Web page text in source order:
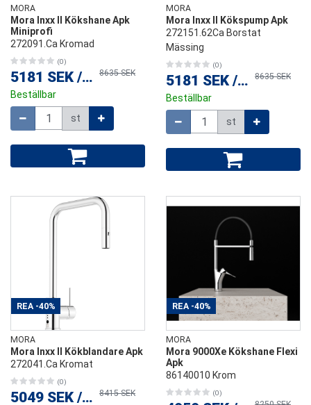
MORA
Mora Inxx II Kökshane Apk
Miniprofi
272091.Ca Kromad
(0)
5181 SEK / st8635 SEK
Beställbar
st
MORA
Mora Inxx II Kökspump Apk
272151.62Ca Borstat
Mässing
(0)
5181 SEK / st8635 SEK
Beställbar
st
REA -40%
MORA
Mora Inxx II Kökblandare Apk
272041.Ca Kromat
(0)
5049 SEK / st8415 SEK
REA -40%
MORA
Mora 9000Xe Kökshane Flexi
Apk
86140010 Krom
(0)